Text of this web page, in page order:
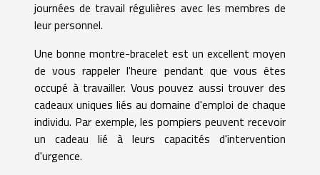
journées de travail régulières avec les membres de
leur personnel.
Une bonne montre-bracelet est un excellent moyen
de vous rappeler l'heure pendant que vous êtes
occupé à travailler. Vous pouvez aussi trouver des
cadeaux uniques liés au domaine d'emploi de chaque
individu. Par exemple, les pompiers peuvent recevoir
un cadeau lié à leurs capacités d'intervention
d'urgence.